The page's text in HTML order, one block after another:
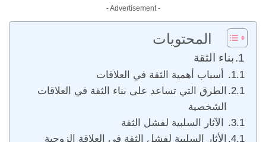
- Advertisement -
المحتويات
بناء الثقة
أسباب أهمية الثقة في العلاقات
الطرق التي تساعد على بناء الثقة في العلاقات
الشخصية
الآثار السلبية لفشل الثقة
الأثار السلبية لفشل الثقة في العلاقة الزوجية